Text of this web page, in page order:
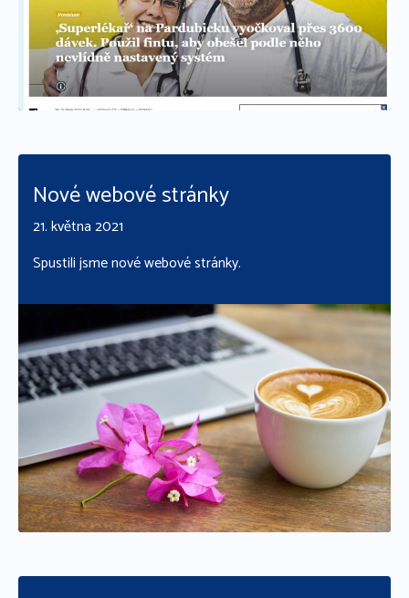
Nové webové stránky
21. května 2021
Spustili jsme nové webové stránky.